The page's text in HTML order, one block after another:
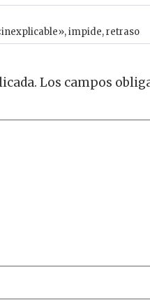
,impide,retraso
Los campos